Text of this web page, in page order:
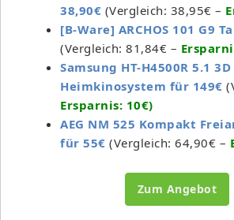
38,90€ (Vergleich: 38,95€ –
[B-Ware] ARCHOS 101 G9
(Vergleich: 81,84€ –
Samsung HT-H4500R 5.1
Heimkinosystem für 149€
Ersparnis: 10€)
AEG NM 525 Kompakt
für 55€ (Vergleich: 64,90€ –
Zum Angebot